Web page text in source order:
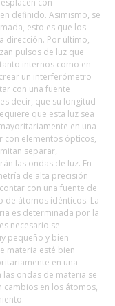
con
definido. Asimismo, se
esto es que los
dirección. Por último,
pulsos de luz que
internos como en
un interferómetro
con una fuente
decir, que su longitud
que esta luz sea
en una
con elementos ópticos,
separar,
las ondas de luz. En
de alta precisión
con una fuente de
de átomos idénticos. La
es determinada por la
necesario se
pequeño y bien
materia esté bien
en una
ondas de materia se
cambios en los átomos,